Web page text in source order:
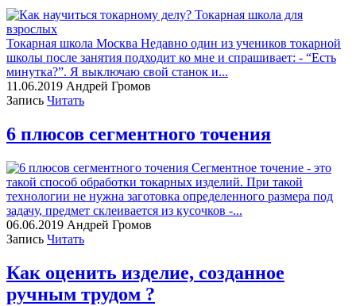
Токарная школа Москва Недавно один из учеников токарной
школы после занятия подходит ко мне и спрашивает: - “Есть
минутка?”. Я выключаю свой станок и...
11.06.2019 Андрей Громов
Запись Читать
6 плюсов сегментного точения
Сегментное точение - это
такой способ обработки токарных изделий. При такой
технологии не нужна заготовка определенного размера под
задачу, предмет склеивается из кусочков -...
06.06.2019 Андрей Громов
Запись Читать
Как оценить изделие, созданное
ручным трудом ?